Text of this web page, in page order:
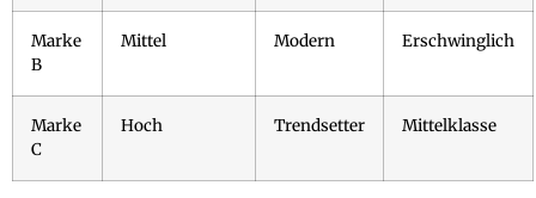
Marke
B
Mittel Modern Erschwinglich
Marke
C
Hoch Trendsetter Mittelklasse